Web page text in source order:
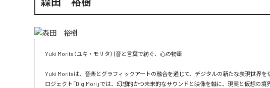
Yuki Morita（ユキ・モリタ） | 音と言葉で紡ぐ、心の物語
Yuki Moritaは、音楽とグラフィックアートの融合を通じて、デジタルの新たな表現世界を
ロジェクト「DigiMori」では、幻想的かつ未来的なサウンドと映像を軸に、現実と仮想の